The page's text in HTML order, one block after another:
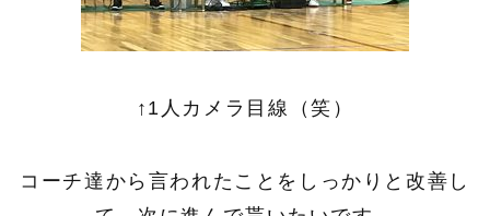
↑1人カメラ目線（笑）
コーチ達から言われたことをしっかりと改善し